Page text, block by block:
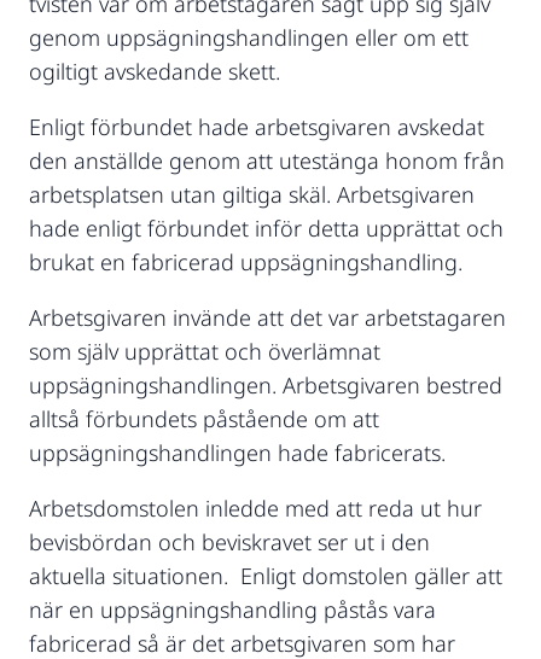
genom uppsägningshandlingen eller om ett
ogiltigt avskedande skett.
Enligt förbundet hade arbetsgivaren avskedat
den anställde genom att utestänga honom från
arbetsplatsen utan giltiga skäl. Arbetsgivaren
hade enligt förbundet inför detta upprättat och
brukat en fabricerad uppsägningshandling.
Arbetsgivaren invände att det var arbetstagaren
som själv upprättat och överlämnat
uppsägningshandlingen. Arbetsgivaren bestred
alltså förbundets påstående om att
uppsägningshandlingen hade fabricerats.
Arbetsdomstolen inledde med att reda ut hur
bevisbördan och beviskravet ser ut i den
aktuella situationen. Enligt domstolen gäller att
när en uppsägningshandling påstås vara
fabricerad så är det arbetsgivaren som har